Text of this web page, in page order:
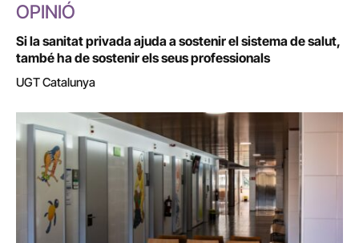
OPINIÓ
Si la sanitat privada ajuda a sostenir el sistema de salut,
també ha de sostenir els seus professionals
UGT Catalunya